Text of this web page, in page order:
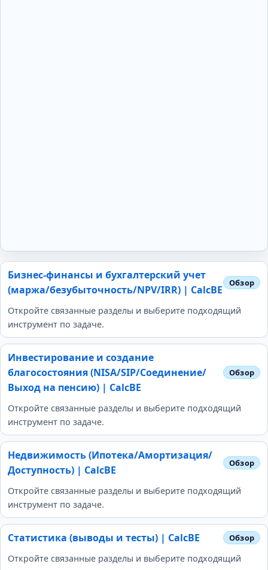
Бизнес-финансы и бухгалтерский учет
(маржа/безубыточность/NPV/IRR) | CalcBE
Откройте связанные разделы и выберите подходящий
инструмент по задаче.
Инвестирование и создание
благосостояния (NISA/SIP/Соединение/
Выход на пенсию) | CalcBE
Откройте связанные разделы и выберите подходящий
инструмент по задаче.
Недвижимость (Ипотека/Амортизация/
Доступность) | CalcBE
Откройте связанные разделы и выберите подходящий
инструмент по задаче.
Статистика (выводы и тесты) | CalcBE
Откройте связанные разделы и выберите подходящий